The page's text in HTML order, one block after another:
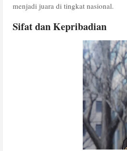
menjadi juara di tingkat nasional.
Sifat dan Kepribadian